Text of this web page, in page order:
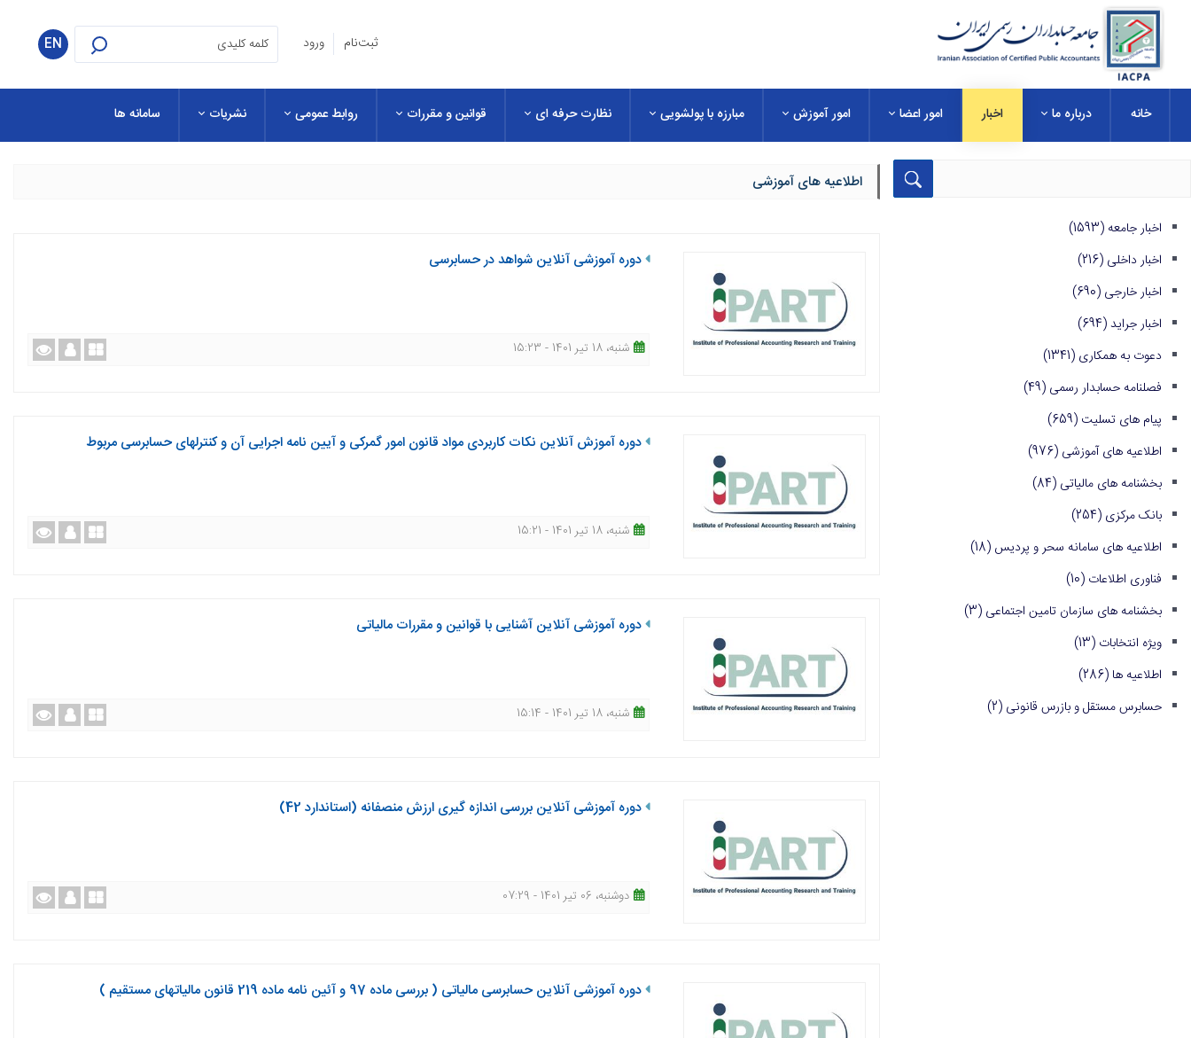
ثبت‌نام ورود EN
خانه درباره ما اخبار امور اعضا امور آموزش مبارزه با پولشویی نظارت حرفه ای قوانین و مقررات روابط عمومی نشریات سامانه ها
اخبار جامعه (1593)
اخبار داخلی (216)
اخبار خارجی (690)
اخبار جراید(694)
دعوت به همکاری (1341)
فصلنامه حسابدار رسمی (49)
پیام های تسلیت (659)
اطلاعیه های آموزشی (976)
بخشنامه های مالیاتی (84)
بانک مرکزی (254)
اطلاعیه های سامانه سحر و پردیس (18)
فناوری اطلاعات (10)
بخشنامه های سازمان تامین اجتماعی (3)
ویژه انتخابات (13)
اطلاعیه ها (286)
حسابرس مستقل و بازرس قانونی (2)
اطلاعیه های آموزشی
دوره آموزشی آنلاین شواهد در حسابرسی
شنبه، 18 تیر 1401 - 15:23
دوره آموزش آنلاین نکات کاربردی مواد قانون امور گمرکی و آیین نامه اجرایی آن و کنترلهای حسابرسی مربوط
شنبه، 18 تیر 1401 - 15:21
دوره آموزشی آنلاین آشنایی با قوانین و مقررات مالیاتی
شنبه، 18 تیر 1401 - 15:14
دوره آموزشی آنلاین بررسی اندازه گیری ارزش منصفانه (استاندارد 42)
دوشنبه، 06 تیر 1401 - 07:29
دوره آموزشی آنلاین حسابرسی مالیاتی ( بررسی ماده 97 و آئین نامه ماده 219 قانون مالیاتهای مستقیم )